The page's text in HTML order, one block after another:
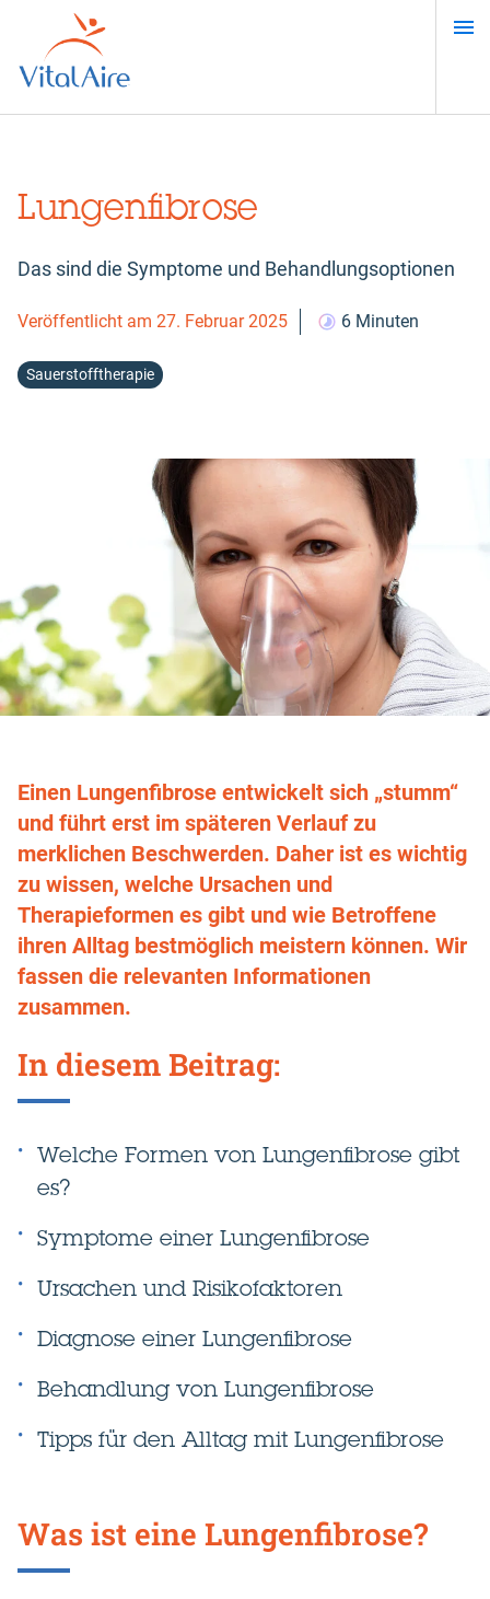
Inhalt
Lungenfibrose
Das sind die Symptome und Behandlungsoptionen
Veröffentlicht am 27. Februar 2025 6 Minuten
Sauerstofftherapie
Einen Lungenfibrose entwickelt sich „stumm“
und führt erst im späteren Verlauf zu
merklichen Beschwerden. Daher ist es wichtig
zu wissen, welche Ursachen und
Therapieformen es gibt und wie Betroffene
ihren Alltag bestmöglich meistern können. Wir
fassen die relevanten Informationen
zusammen.
In diesem Beitrag:
Welche Formen von Lungenfibrose gibt
es?
Symptome einer Lungenfibrose
Ursachen und Risikofaktoren
Diagnose einer Lungenfibrose
Behandlung von Lungenfibrose
Tipps für den Alltag mit Lungenfibrose
Was ist eine Lungenfibrose?